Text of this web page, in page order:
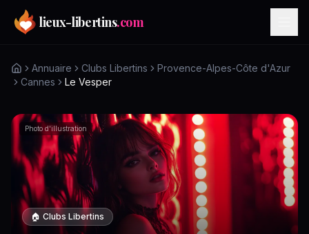
Aller au contenu principal
lieux-libertins.com
Annuaire Clubs Libertins
Provence-Alpes-Côte d'Azur
Cannes
Le Vesper
Photo d'illustration
🏠 Clubs Libertins